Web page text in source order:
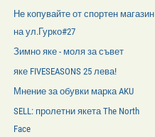
Не копувайте от спортен магазин
на ул.Гурко#27
Зимно яке - моля за съвет
яке FIVESEASONS 25 лева!
Мнение за обувки марка AKU
SELL: пролетни якета The North
Face